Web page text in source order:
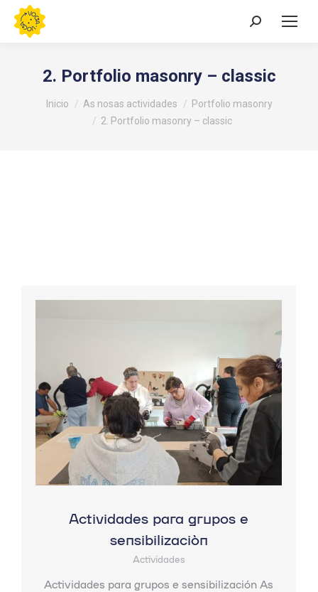
Buscar:
2. Portfolio masonry – classic
Estás aquí:
Inicio As nosas actividades
Portfolio masonry
2. Portfolio masonry – classic
Actividades para grupos e
sensibilización
Actividades
Actividades para grupos e sensibilización As